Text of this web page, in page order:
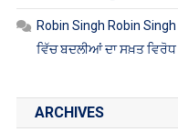
Robin Singh Robin Singh
ਵਿੱਚ ਬਦਲੀਆਂ ਦਾ ਸਖ਼ਤ ਵਿਰੋਧ
ARCHIVES